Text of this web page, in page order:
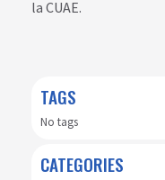
la CUAE.
TAGS
No tags
CATEGORIES